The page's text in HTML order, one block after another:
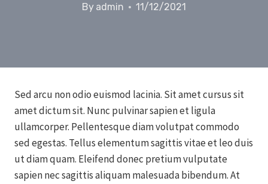
By admin 11/12/2021
Sed arcu non odio euismod lacinia. Sit amet cursus sit
amet dictum sit. Nunc pulvinar sapien et ligula
ullamcorper. Pellentesque diam volutpat commodo
sed egestas. Tellus elementum sagittis vitae et leo duis
ut diam quam. Eleifend donec pretium vulputate
sapien nec sagittis aliquam malesuada bibendum. At